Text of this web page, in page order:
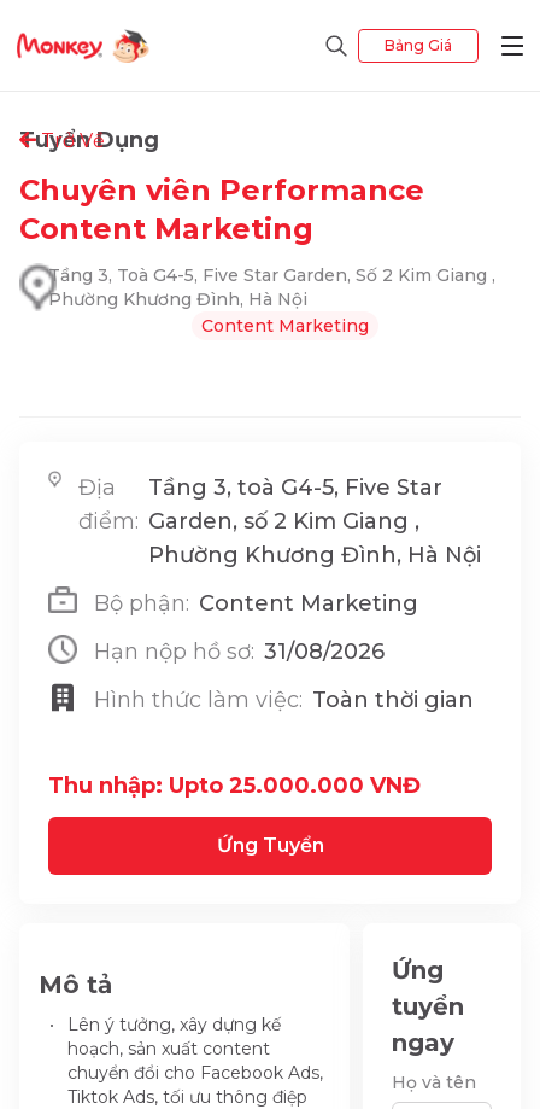
Bảng Giá
Trở Về
Tuyển Dụng
Chuyên viên Performance
Content Marketing
Tầng 3, Toà G4-5, Five Star Garden, Số 2 Kim Giang ,
Phường Khương Đình, Hà Nội
Content Marketing
Địa
điểm:
Tầng 3, toà G4-5, Five Star
Garden, số 2 Kim Giang ,
Phường Khương Đình, Hà Nội
Bộ phận: Content Marketing
Hạn nộp hồ sơ: 31/08/2026
Hình thức làm việc: Toàn thời gian
Ứng Tuyển
Thu nhập: Upto 25.000.000 VNĐ
Mô tả
Lên ý tưởng, xây dựng kế
hoạch, sản xuất content
chuyển đổi cho Facebook Ads,
Tiktok Ads, tối ưu thông điệp
Ứng
tuyển
ngay
Họ và tên